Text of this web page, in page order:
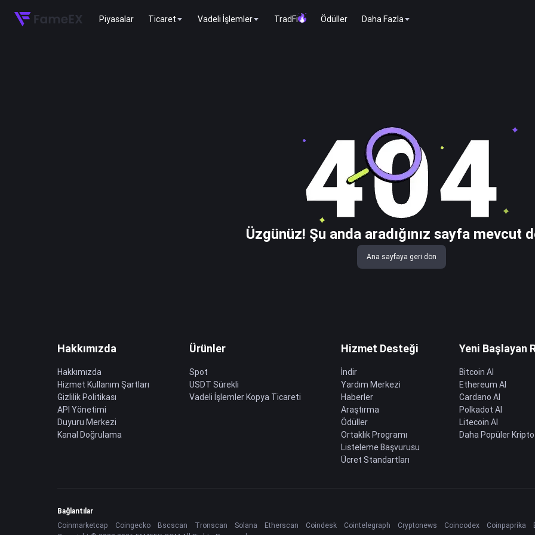
Piyasalar Ticaret Vadeli İşlemler TradFi Ödüller Daha Fazla
Üzgünüz! Şu anda aradığınız sayfa mevcut
Ana sayfaya geri dön
Hakkımızda
Hakkımızda
Hizmet Kullanım Şartları
Gizlilik Politikası
API Yönetimi
Duyuru Merkezi
Kanal Doğrulama
Ürünler
Spot
USDT Sürekli
Vadeli İşlemler Kopya Ticareti
Hizmet Desteği
İndir
Yardım Merkezi
Haberler
Araştırma
Ödüller
Ortaklık Programı
Listeleme Başvurusu
Ücret Standartları
Yeni Başlayan
Bitcoin Al
Ethereum Al
Cardano Al
Polkadot Al
Litecoin Al
Daha Popüler Kripto
Bağlantılar
Coinmarketcap
Coingecko Bscscan Tronscan Solana Etherscan Coindesk Cointelegraph Cryptonews Coincodex Coinpaprika